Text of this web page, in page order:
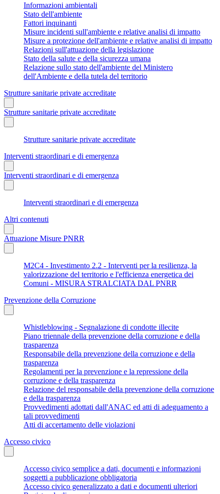
Informazioni ambientali
Stato dell'ambiente
Fattori inquinanti
Misure incidenti sull'ambiente e relative analisi di impatto
Misure a protezione dell'ambiente e relative analisi di impatto
Relazioni sull'attuazione della legislazione
Stato della salute e della sicurezza umana
Relazione sullo stato dell'ambiente del Ministero
dell'Ambiente e della tutela del territorio
Strutture sanitarie private accreditate
Strutture sanitarie private accreditate
Strutture sanitarie private accreditate
Interventi straordinari e di emergenza
Interventi straordinari e di emergenza
Interventi straordinari e di emergenza
Altri contenuti
Attuazione Misure PNRR
M2C4 - Investimento 2.2 - Interventi per la resilienza, la
valorizzazione del territorio e l'efficienza energetica dei
Comuni - MISURA STRALCIATA DAL PNRR
Prevenzione della Corruzione
Whistleblowing - Segnalazione di condotte illecite
Piano triennale della prevenzione della corruzione e della
trasparenza
Responsabile della prevenzione della corruzione e della
trasparenza
Regolamenti per la prevenzione e la repressione della
corruzione e della trasparenza
Relazione del responsabile della prevenzione della corruzione
e della trasparenza
Provvedimenti adottati dall'ANAC ed atti di adeguamento a
tali provvedimenti
Atti di accertamento delle violazioni
Accesso civico
Accesso civico semplice a dati, documenti e informazioni
soggetti a pubblicazione obbligatoria
Accesso civico generalizzato a dati e documenti ulteriori